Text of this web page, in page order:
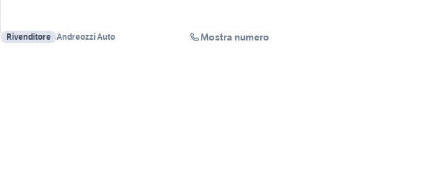
Rivenditore Andreozzi Auto Mostra numero